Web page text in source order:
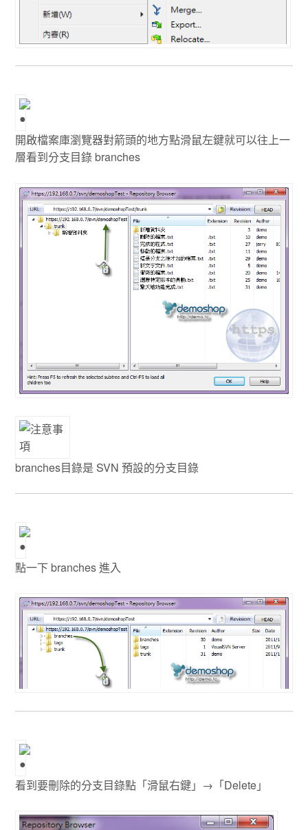
開啟檔案庫瀏覽器對箭頭的地方點滑鼠左鍵就可以往上一
層看到分支目錄 branches
branches目錄是 SVN 預設的分支目錄
點一下 branches 進入
看到要刪除的分支目錄點「滑鼠右鍵」→「Delete」